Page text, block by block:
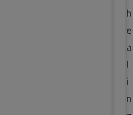
h
e
a
l
i
n